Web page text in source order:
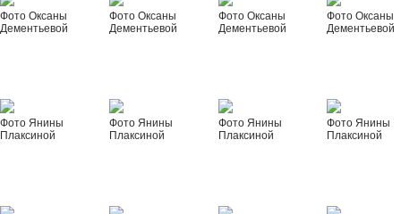
Фото Оксаны
Дементьевой
Фото Оксаны
Дементьевой
Фото Оксаны
Дементьевой
Фото Оксаны
Дементьевой
Фото Янины
Плаксиной
Фото Янины
Плаксиной
Фото Янины
Плаксиной
Фото Янины
Плаксиной